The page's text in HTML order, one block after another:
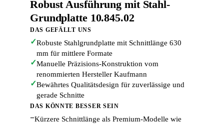
Robust Ausführung mit Stahl-
Grundplatte 10.845.02
DAS GEFÄLLT UNS
✓Robuste Stahlgrundplatte mit Schnittlänge 630
mm für mittlere Formate
✓Manuelle Präzisions-Konstruktion vom
renommierten Hersteller Kaufmann
✓Bewährtes Qualitätsdesign für zuverlässige und
gerade Schnitte
DAS KÖNNTE BESSER SEIN
−Kürzere Schnittlänge als Premium-Modelle wie